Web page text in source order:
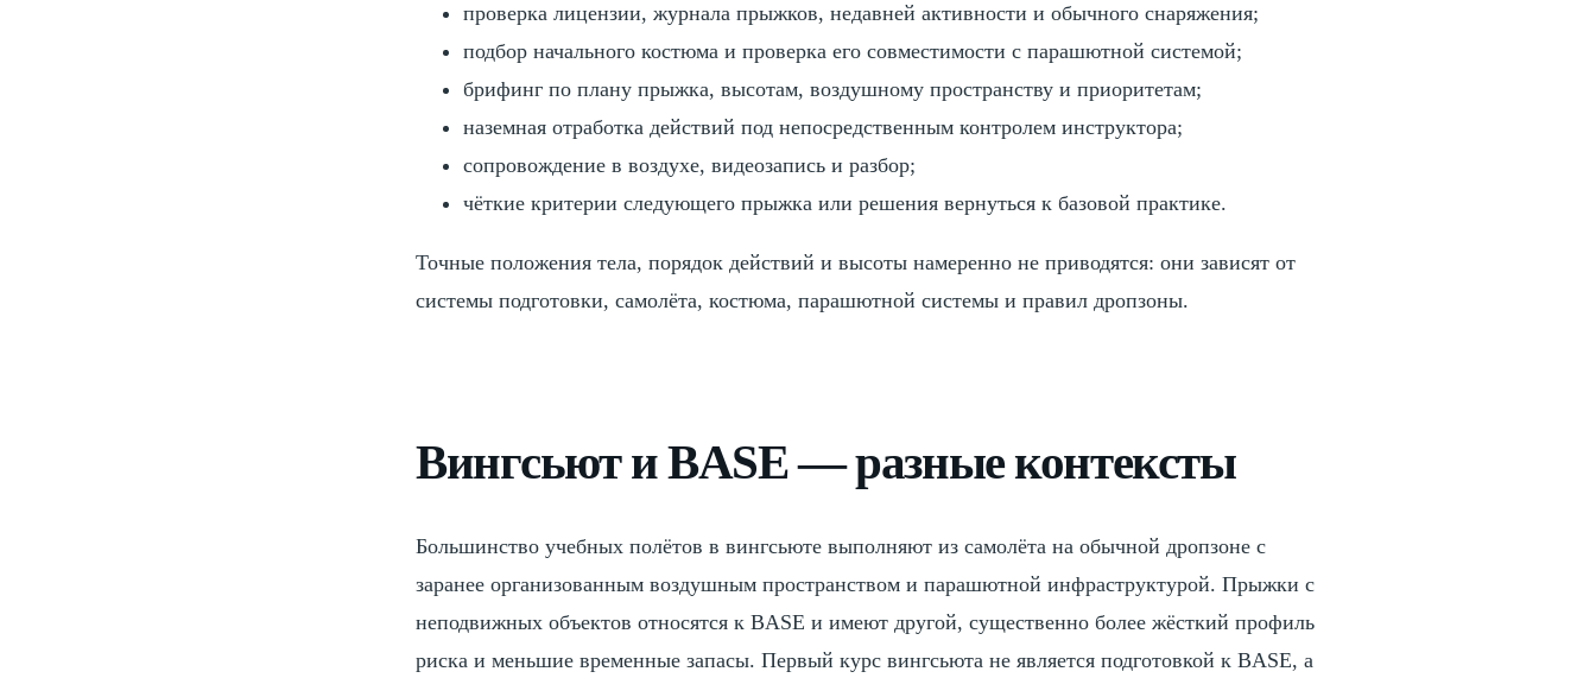
проверка лицензии, журнала прыжков, недавней активности и обычного снаряжения;
подбор начального костюма и проверка его совместимости с парашютной системой;
брифинг по плану прыжка, высотам, воздушному пространству и приоритетам;
наземная отработка действий под непосредственным контролем инструктора;
сопровождение в воздухе, видеозапись и разбор;
чёткие критерии следующего прыжка или решения вернуться к базовой практике.
Точные положения тела, порядок действий и высоты намеренно не приводятся: они зависят от
системы подготовки, самолёта, костюма, парашютной системы и правил дропзоны.
Вингсьют и BASE — разные контексты
Большинство учебных полётов в вингсьюте выполняют из самолёта на обычной дропзоне с
заранее организованным воздушным пространством и парашютной инфраструктурой. Прыжки с
неподвижных объектов относятся к BASE и имеют другой, существенно более жёсткий профиль
риска и меньшие временные запасы. Первый курс вингсьюта не является подготовкой к BASE, а